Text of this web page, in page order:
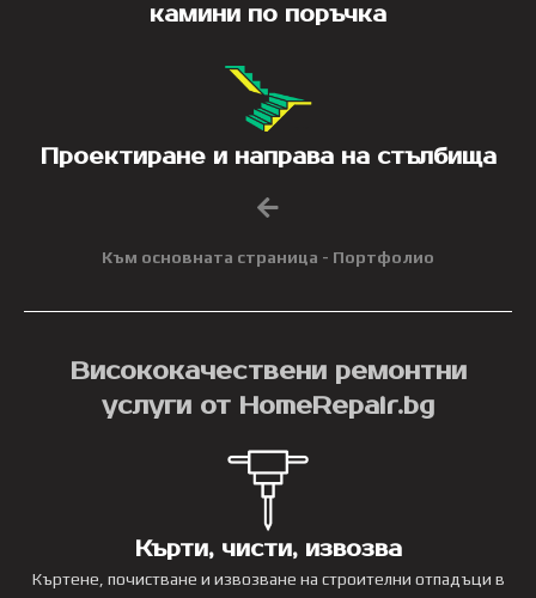
камини по поръчка
Проектиране и направа на стълбища
Към основната страница - Портфолио
Висококачествени ремонтни
услуги от HomeRepair.bg
Кърти, чисти, извозва
Къртене, почистване и извозване на строителни отпадъци в